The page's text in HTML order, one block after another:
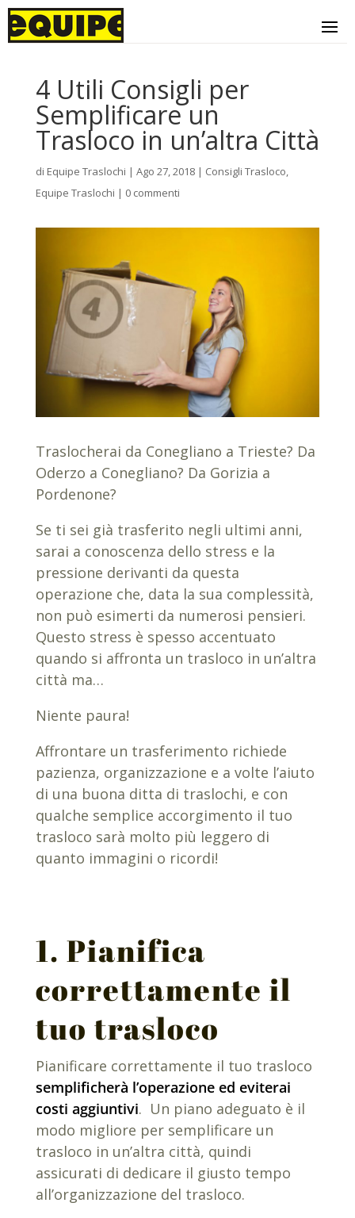
4 Utili Consigli per
Semplificare un
Trasloco in un’altra Città
di Equipe Traslochi | Ago 27, 2018| Consigli Trasloco,
Equipe Traslochi | 0 commenti
Traslocherai da Conegliano a Trieste? Da
Oderzo a Conegliano? Da Gorizia a
Pordenone?
Se ti sei già trasferito negli ultimi anni,
sarai a conoscenza dello stress e la
pressione derivanti da questa
operazione che, data la sua complessità,
non può esimerti da numerosi pensieri.
Questo stress è spesso accentuato
quando si affronta un trasloco in un’altra
città ma…
Niente paura!
Affrontare un trasferimento richiede
pazienza, organizzazione e a volte l’aiuto
di una buona ditta di traslochi, e con
qualche semplice accorgimento il tuo
trasloco sarà molto più leggero di
quanto immagini o ricordi!
1. Pianifica
correttamente il
tuo trasloco
Pianificare correttamente il tuo trasloco
semplificherà l’operazione ed eviterai
costi aggiuntivi. Un piano adeguato è il
modo migliore per semplificare un
trasloco in un’altra città, quindi
assicurati di dedicare il giusto tempo
all’organizzazione del trasloco.